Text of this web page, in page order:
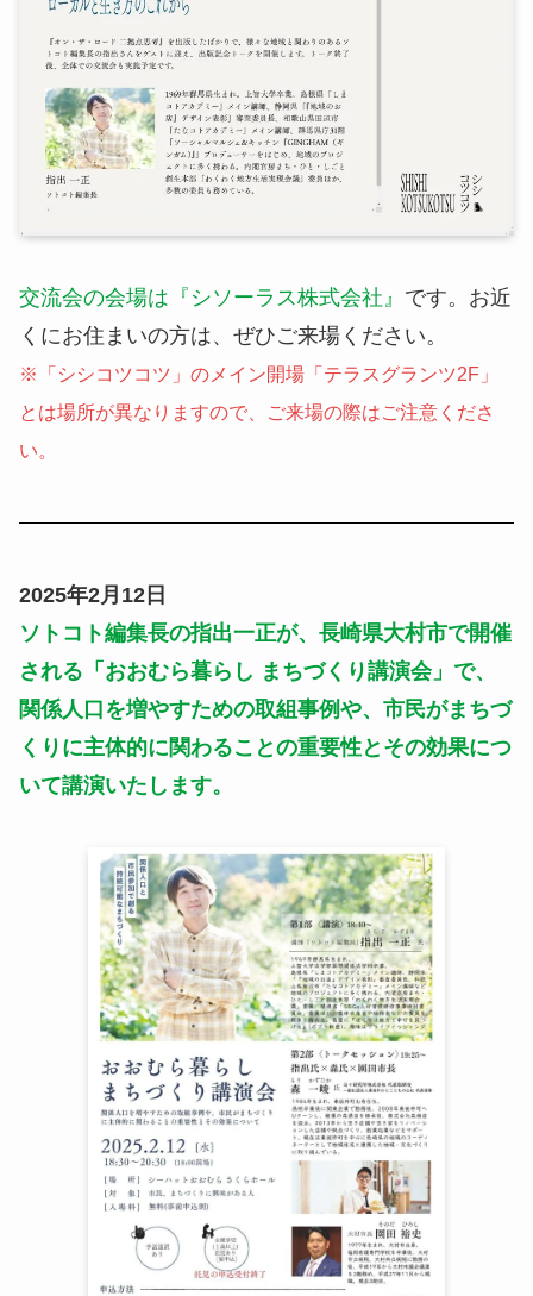
交流会の会場は『シソーラス株式会社』 です。お近
くにお住まいの方は、ぜひご来場ください。
※「シシコツコツ」のメイン開場「テラスグランツ2F」
とは場所が異なりますので、ご来場の際はご注意くださ
い。
2025年2月12日
ソトコト編集長の指出一正が、長崎県大村市で開催
される「おおむら暮らし まちづくり講演会」で、
関係人口を増やすための取組事例や、市民がまちづ
くりに主体的に関わることの重要性とその効果につ
いて講演いたします。